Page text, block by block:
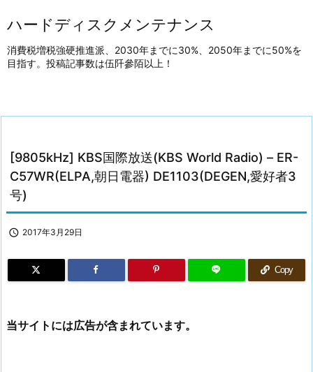
ハードディスクメンテナンス
消費税増税強硬推進派、2030年までに30%、2050年までに50%を
目指す。投稿記事数は伍阡參陌以上！
[9805kHz] KBS国際放送(KBS World Radio) – ER-
C57WR(ELPA,朝日電器) DE1103(DEGEN,愛好者3
号)
 2017年3月29日
Copy
当サイトには広告が含まれています。